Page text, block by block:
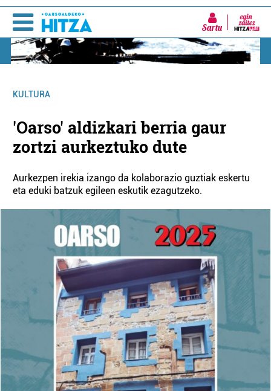
Sartu
KULTURA
'Oarso' aldizkari berria gaur
zortzi aurkeztuko dute
Aurkezpen irekia izango da kolaborazio guztiak eskertu
eta eduki batzuk egileen eskutik ezagutzeko.